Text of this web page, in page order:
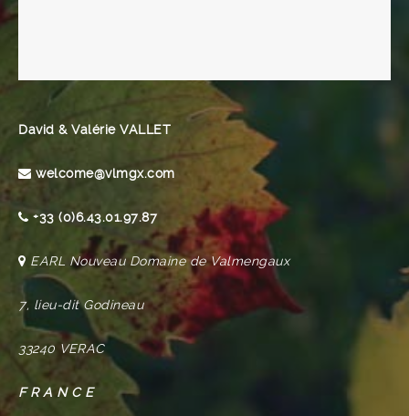
David & Valérie VALLET
welcome@vlmgx.com
+33 (0)6.43.01.97.87
EARL Nouveau Domaine de Valmengaux
7, lieu-dit Godineau
33240 VERAC
F R A N C E